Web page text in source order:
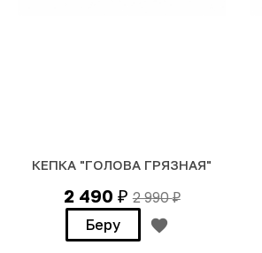
КЕПКА "ГОЛОВА ГРЯЗНАЯ"
2 490 ₽ 2 990₽
Беру